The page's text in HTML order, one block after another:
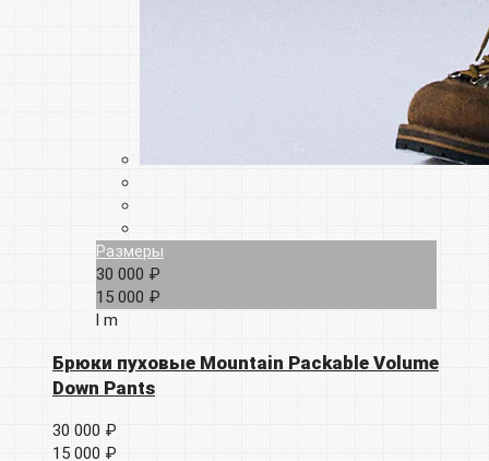
Размеры
30 000 ₽
15 000 ₽
l m
Брюки пуховые Mountain Packable Volume
Down Pants
30 000 ₽
15 000 ₽